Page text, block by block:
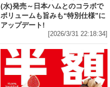
(水)発売～日本ハムとのコラボで
ボリュームも旨みも“特別仕様”に
アップデート!
[2026/3/31 22:18:34]